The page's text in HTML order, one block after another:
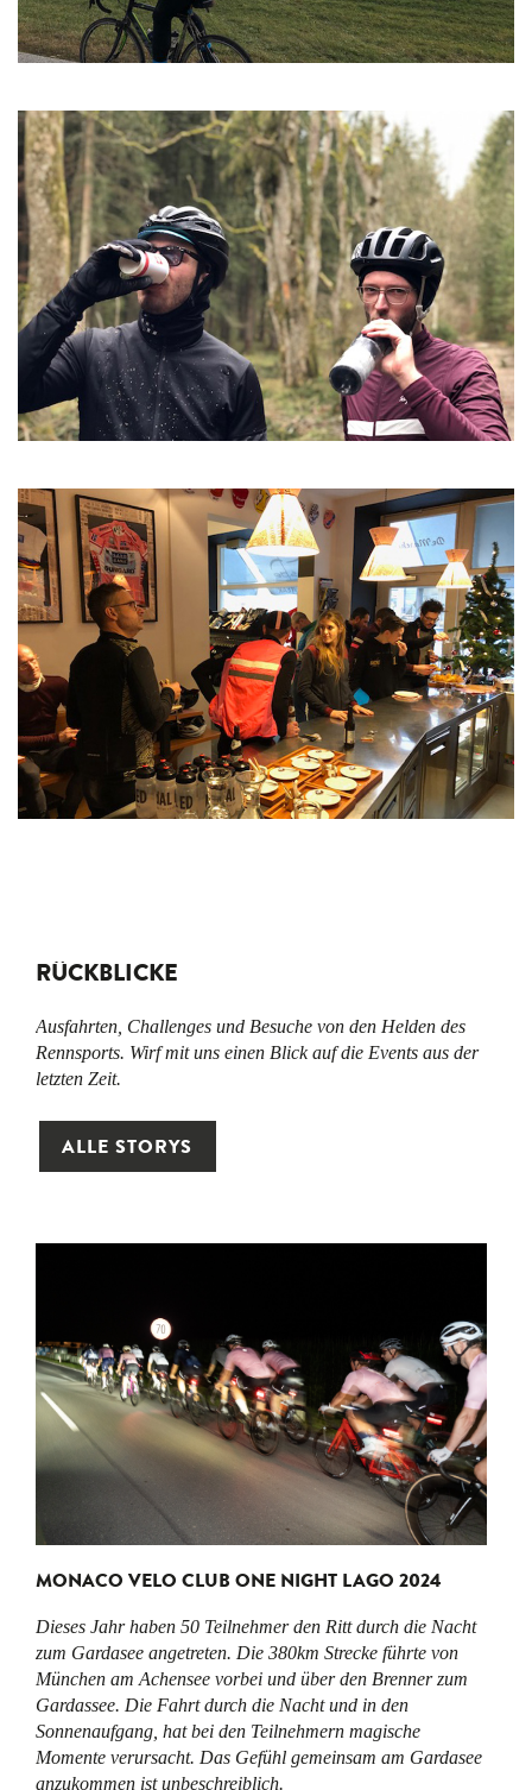
RÜCKBLICKE
Ausfahrten, Challenges und Besuche von den Helden des
Rennsports. Wirf mit uns einen Blick auf die Events aus der
letzten Zeit.
ALLE STORYS
MONACO VELO CLUB ONE NIGHT LAGO 2024
Dieses Jahr haben 50 Teilnehmer den Ritt durch die Nacht
zum Gardasee angetreten. Die 380km Strecke führte von
München am Achensee vorbei und über den Brenner zum
Gardassee. Die Fahrt durch die Nacht und in den
Sonnenaufgang, hat bei den Teilnehmern magische
Momente verursacht. Das Gefühl gemeinsam am Gardasee
anzukommen ist unbeschreiblich.